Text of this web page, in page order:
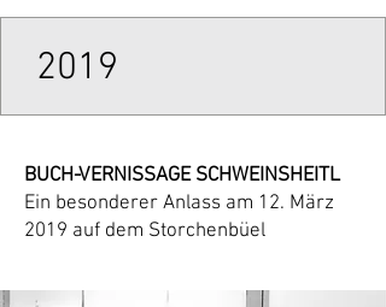
2019
BUCH-VERNISSAGE SCHWEINSHEITL
Ein besonderer Anlass am 12. März
2019 auf dem Storchenbüel